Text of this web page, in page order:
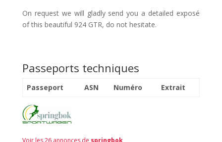
On request we will gladly send you a detailed exposé
of this beautiful 924 GTR, do not hesitate.
Passeports techniques
Passeport ASN Numéro Extrait